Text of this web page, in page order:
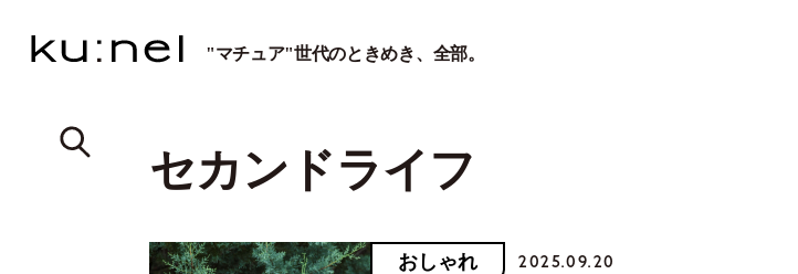
"マチュア"世代のときめき、全部。
セカンドライフ
おしゃれ 2025.09.20